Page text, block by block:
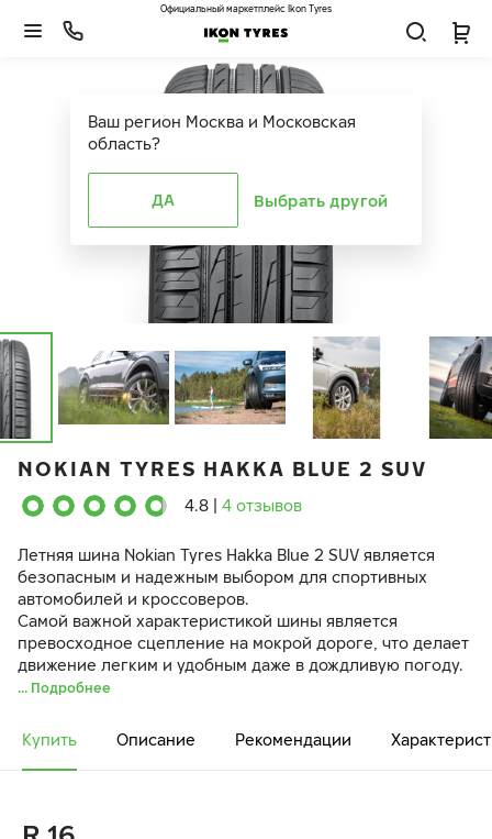
Ваш регион Москва и Московская
область?
ДА Выбрать другой
Официальный маркетплейс Ikon Tyres
NOKIAN TYRES HAKKA BLUE 2 SUV
4.8 4 отзывов
Летняя шина Nokian Tyres Hakka Blue 2 SUV является
безопасным и надежным выбором для спортивных
автомобилей и кроссоверов.
Самой важной характеристикой шины является
превосходное сцепление на мокрой дороге, что делает
движение легким и удобным даже в дождливую погоду.
... Подробнее
Купить Описание Рекомендации